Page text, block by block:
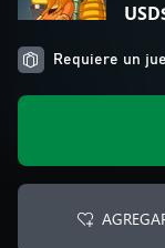
Requiere un